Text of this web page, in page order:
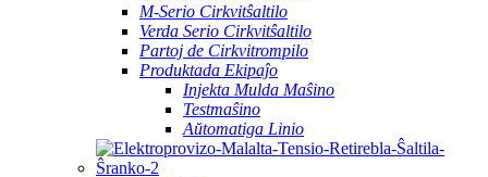
M-Serio Cirkvitŝaltilo
Verda Serio Cirkvitŝaltilo
Partoj de Cirkvitrompilo
Produktada Ekipaĵo
Injekta Mulda Maŝino
Testmaŝino
Aŭtomatiga Linio